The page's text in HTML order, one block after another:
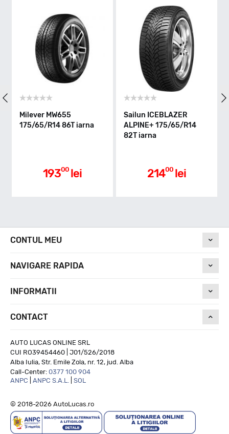
Indice greutate
Aderenta pe carosabil ud
Nivel de zgomot
69
Milever MW655
175/65/R14 86T iarna
19300 lei
Sailun ICEBLAZER
ALPINE+ 175/65/R14
82T iarna
21400 lei
CONTUL MEU
NAVIGARE RAPIDA
INFORMATII
CONTACT
AUTO LUCAS ONLINE SRL
CUI RO39454460 | J01/526/2018
Alba Iulia, Str. Emile Zola, nr. 12, jud. Alba
Call-Center: 0377 100 904
ANPC
ANPC S.A.L. SOL
© 2018-2026 AutoLucas.ro